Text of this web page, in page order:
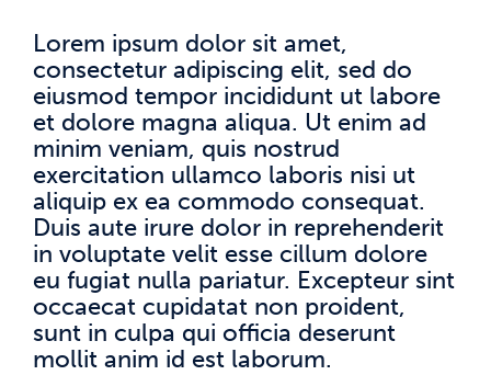
Lorem ipsum dolor sit amet,
consectetur adipiscing elit, sed do
eiusmod tempor incididunt ut labore
et dolore magna aliqua. Ut enim ad
minim veniam, quis nostrud
exercitation ullamco laboris nisi ut
aliquip ex ea commodo consequat.
Duis aute irure dolor in reprehenderit
in voluptate velit esse cillum dolore
eu fugiat nulla pariatur. Excepteur sint
occaecat cupidatat non proident,
sunt in culpa qui officia deserunt
mollit anim id est laborum.